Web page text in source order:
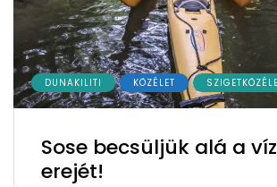
DUNAKILITI KÖZÉLET
Sose becsüljük alá a víz
erejét!